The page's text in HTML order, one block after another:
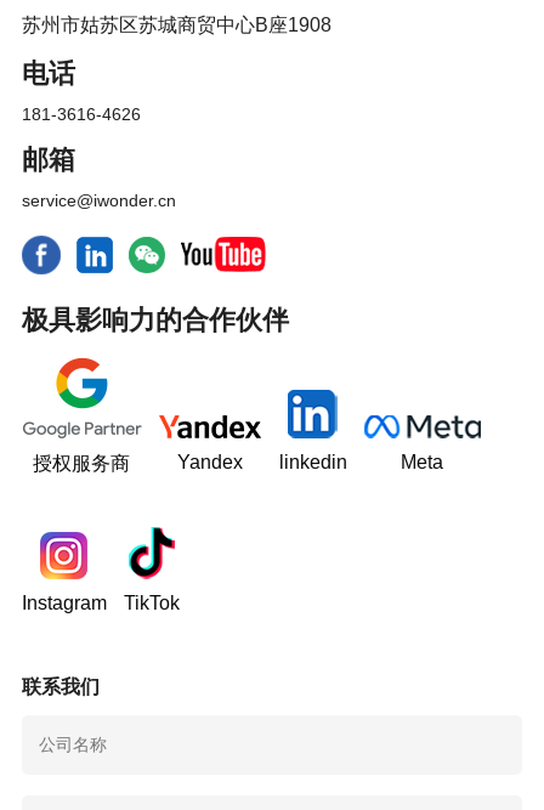
苏州市姑苏区苏城商贸中心B座1908
电话
181-3616-4626
邮箱
service@iwonder.cn
极具影响力的合作伙伴
授权服务商 Yandex linkedin Meta
Instagram TikTok
联系我们